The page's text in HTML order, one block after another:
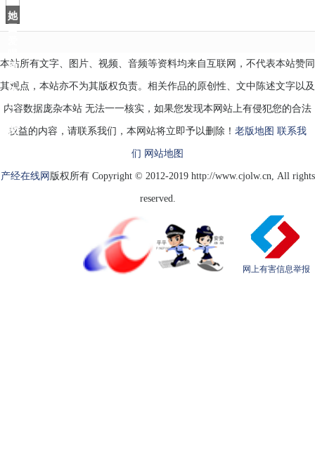
当
她
因
酒
被
雍
正
爱
本站所有文字、图片、视频、音频等资料均来自互联网，不代表本站赞同
其观点，本站亦不为其版权负责。相关作品的原创性、文中陈述文字以及
内容数据庞杂本站 无法一一核实，如果您发现本网站上有侵犯您的合法
权益的内容，请联系我们，本网站将立即予以删除！ 老版地图 联系我
们 网站地图
产经在线网 版权所有 Copyright © 2012-2019 http://www.cjolw.cn, All rights
reserved.
网上有害信息举报